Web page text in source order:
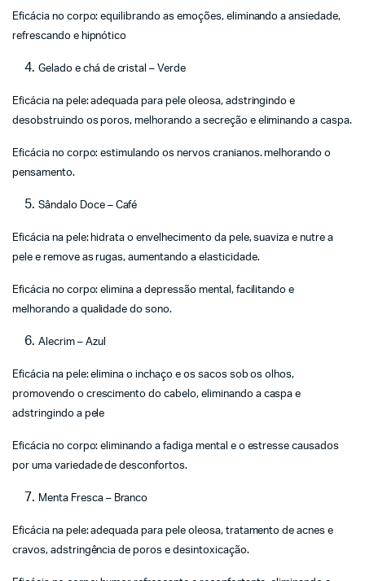
Eficácia no corpo: equilibrando as emoções, eliminando a ansiedade,
refrescando e hipnótico
Gelado e chá de cristal – Verde
Eficácia na pele: adequada para pele oleosa, adstringindo e
desobstruindo os poros, melhorando a secreção e eliminando a caspa.
Eficácia no corpo: estimulando os nervos cranianos. melhorando o
pensamento.
Sândalo Doce – Café
Eficácia na pele: hidrata o envelhecimento da pele, suaviza e nutre a
pele e remove as rugas, aumentando a elasticidade.
Eficácia no corpo: elimina a depressão mental, facilitando e
melhorando a qualidade do sono.
Alecrim – Azul
Eficácia na pele: elimina o inchaço e os sacos sob os olhos,
promovendo o crescimento do cabelo, eliminando a caspa e
adstringindo a pele
Eficácia no corpo: eliminando a fadiga mental e o estresse causados ​​
por uma variedade de desconfortos.
Menta Fresca – Branco
Eficácia na pele: adequada para pele oleosa, tratamento de acnes e
cravos, adstringência de poros e desintoxicação.